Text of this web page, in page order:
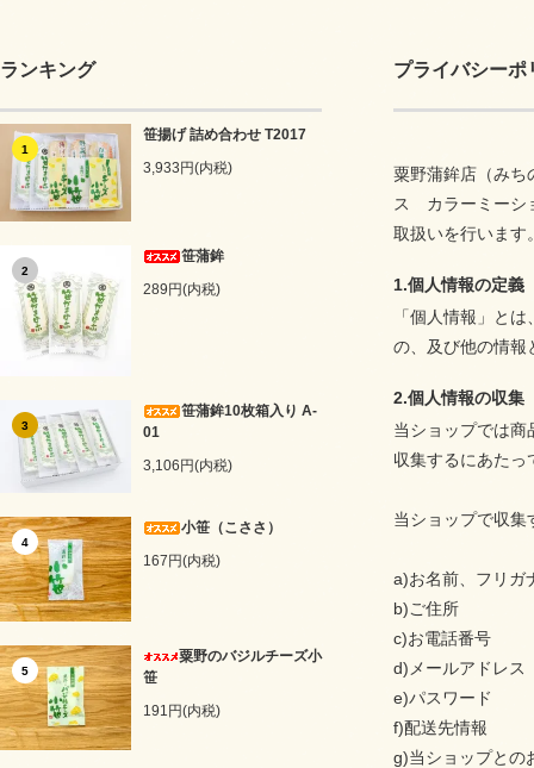
ランキング
1
笹揚げ 詰め合わせ T2017
3,933円(内税)
2
笹蒲鉾
289円(内税)
3
笹蒲鉾10枚箱入り A-
01
3,106円(内税)
4
小笹（こささ）
167円(内税)
5
粟野のバジルチーズ小
笹
191円(内税)
プライバシーポ
粟野蒲鉾店（みち
ス カラーミーシ
取扱いを行います
1.個人情報の定義
「個人情報」と
の、及び他の情報
2.個人情報の収集
当ショップでは商
収集するにあたっ
当ショップで収集
a)お名前、フリガ
b)ご住所
c)お電話番号
d)メールアドレス
e)パスワード
f)配送先情報
g)当ショップとの